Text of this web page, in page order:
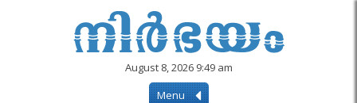
August 8, 2026 9:49 am
Menu